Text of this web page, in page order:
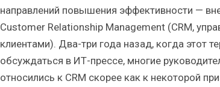
направлений повышения эффективности —
Customer Relationship Management (CRM,
клиентами). Два-три года назад, когда этот
обсуждаться в ИТ-прессе, многие
относились к CRM скорее как к некоторой